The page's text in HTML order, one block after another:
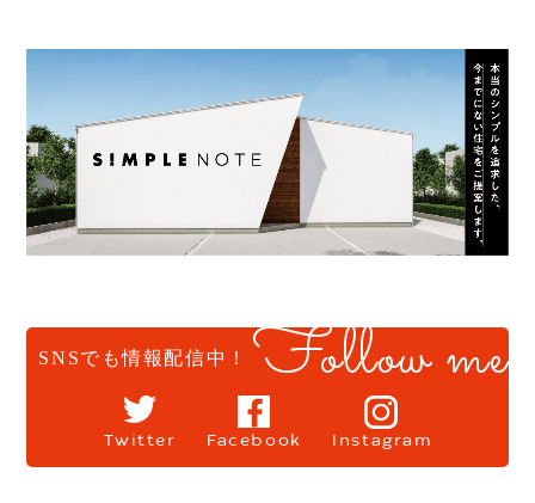
SNSでも情報配信中！ Follow me
Twitter Facebook Instagram